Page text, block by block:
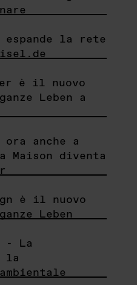
espande la rete
è il nuovo
Leben a
ora anche a
Maison diventa
è il nuovo
Leben
- La
la